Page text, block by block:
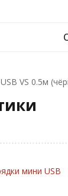
VS 0.5м
мини USB